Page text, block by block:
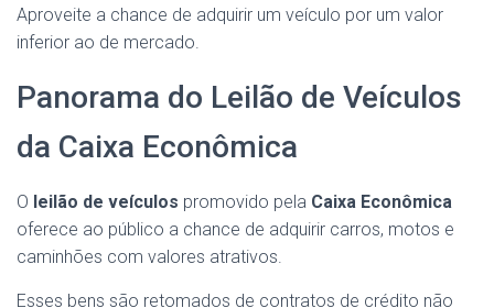
Aproveite a chance de adquirir um veículo por um valor
inferior ao de mercado.
Panorama do Leilão de Veículos
da Caixa Econômica
O leilão de veículos promovido pela Caixa Econômica
oferece ao público a chance de adquirir carros, motos e
caminhões com valores atrativos.
Esses bens são retomados de contratos de crédito não